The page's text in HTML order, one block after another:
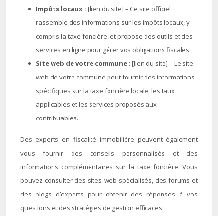
Impôts locaux : [lien du site] – Ce site officiel
rassemble des informations sur les impôts locaux, y
compris la taxe foncière, et propose des outils et des
services en ligne pour gérer vos obligations fiscales.
Site web de votre commune : [lien du site] – Le site
web de votre commune peut fournir des informations
spécifiques sur la taxe foncière locale, les taux
applicables et les services proposés aux
contribuables.
Des experts en fiscalité immobilière peuvent également
vous fournir des conseils personnalisés et des
informations complémentaires sur la taxe foncière. Vous
pouvez consulter des sites web spécialisés, des forums et
des blogs d’experts pour obtenir des réponses à vos
questions et des stratégies de gestion efficaces.